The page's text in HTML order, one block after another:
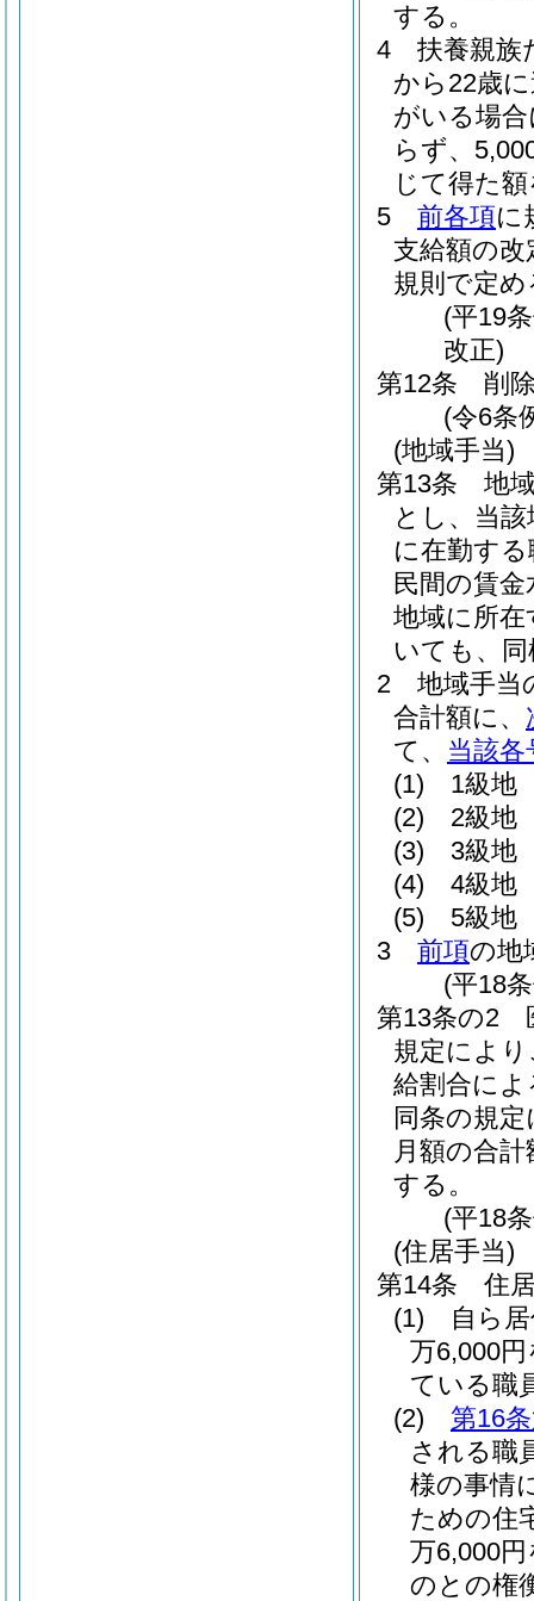
する。
4
扶養親族
から22歳
がいる場
らず、
じて得た
5
前各項に
支給額の
規則で定め
(平19
改正)
第12条
削
(令6条
(地域手当)
第13条
地
とし、当
に在勤す
民間の賃
地域に所
いても、
2
地域手当
合計額に、
て、 当該各
(1)
1級地
(2)
2級地
(3)
3級地
(4)
4級地
(5)
5級地
3
前項の地
(平18
第13条の2
規定によ
給割合に
同条の規
月額の合
する。
(平18
(住居手当)
第14条
住
(1)
自ら
万6,000
ている職
(2)
第16
される職
様の事情
ための住
万6,000
のとの権